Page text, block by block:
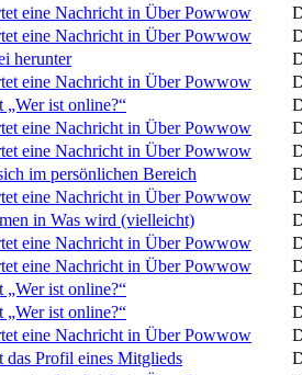
eine Nachricht in Über Powwow
eine Nachricht in Über Powwow
herunter
eine Nachricht in Über Powwow
„Wer ist online?“
eine Nachricht in Über Powwow
eine Nachricht in Über Powwow
im persönlichen Bereich
eine Nachricht in Über Powwow
in Was wird (vielleicht)
eine Nachricht in Über Powwow
eine Nachricht in Über Powwow
„Wer ist online?“
„Wer ist online?“
eine Nachricht in Über Powwow
das Profil eines Mitglieds